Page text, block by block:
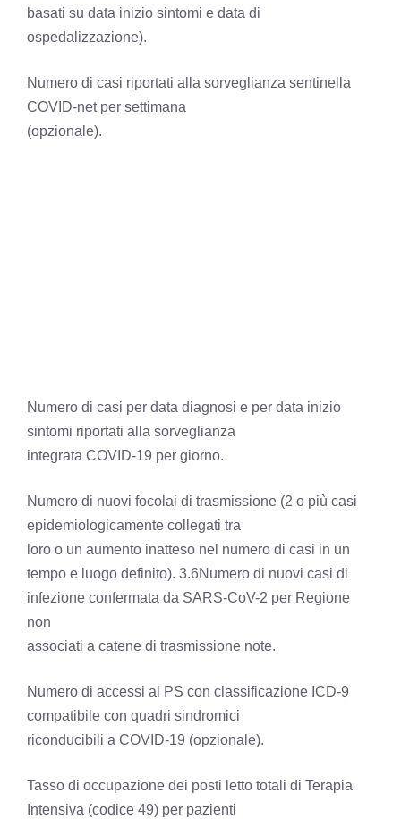
basati su data inizio sintomi e data di
ospedalizzazione).
Numero di casi riportati alla sorveglianza sentinella
COVID-net per settimana
(opzionale).
Numero di casi per data diagnosi e per data inizio
sintomi riportati alla sorveglianza
integrata COVID-19 per giorno.
Numero di nuovi focolai di trasmissione (2 o più casi
epidemiologicamente collegati tra
loro o un aumento inatteso nel numero di casi in un
tempo e luogo definito). 3.6Numero di nuovi casi di
infezione confermata da SARS-CoV-2 per Regione
non
associati a catene di trasmissione note.
Numero di accessi al PS con classificazione ICD-9
compatibile con quadri sindromici
riconducibili a COVID-19 (opzionale).
Tasso di occupazione dei posti letto totali di Terapia
Intensiva (codice 49) per pazienti